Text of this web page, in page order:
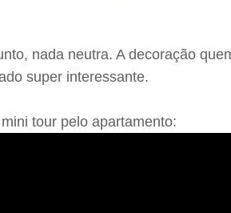
nada neutra. A decoração
super interessante.
tour pelo apartamento: